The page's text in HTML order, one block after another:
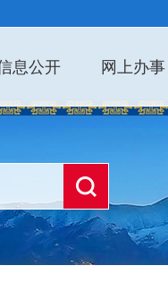
息公开 网上办事